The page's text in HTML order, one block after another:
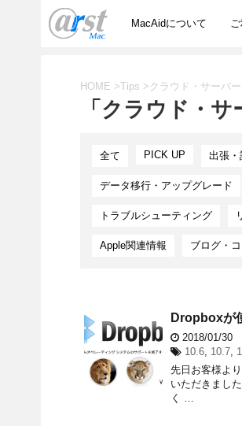
MacAidについて
HOME >Tips > クラウド・サーバー
「クラウド・
全て PICK UP 出張・
データ移行・アップグレード
トラブルシューティング
Apple関連情報 ブログ・
Dropboxが
2018/01/30
10.6, 10.7,
先日お客様よ
いただきまし
く …